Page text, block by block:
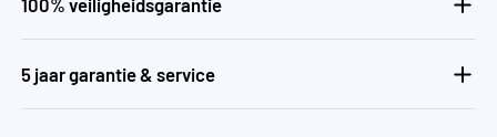
100% veiligheidsgarantie
5 jaar garantie & service